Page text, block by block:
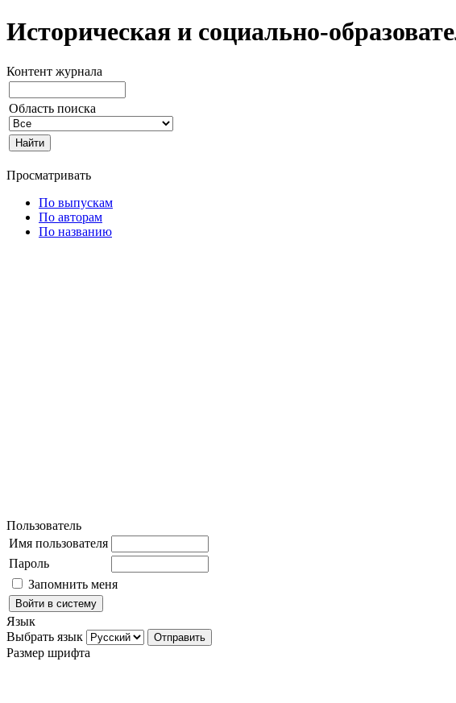
Историческая и социально-
Контент журнала
Область поиска
Просматривать
По выпускам
По авторам
По названию
Пользователь
Имя пользователя
Пароль
Запомнить меня
Язык
Выбрать язык
Размер шрифта